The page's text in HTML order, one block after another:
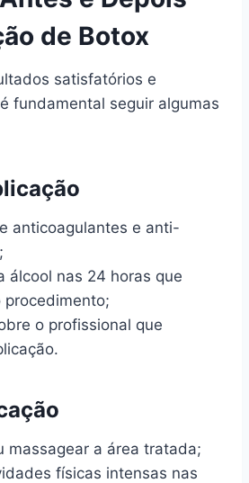
de Botox
satisfatórios e
fundamental seguir algumas
anticoagulantes e anti-
álcool nas 24 horas que
procedimento;
o profissional que
massagear a área tratada;
físicas intensas nas